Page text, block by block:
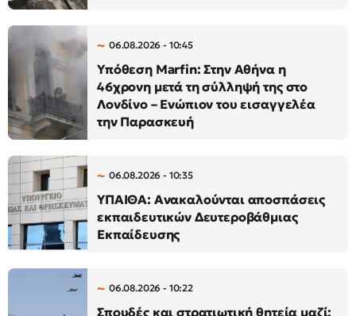
06.08.2026 - 10:45
Υπόθεση Marfin: Στην Αθήνα η
46χρονη μετά τη σύλληψή της στο
Λονδίνο – Ενώπιον του εισαγγελέα
την Παρασκευή
06.08.2026 - 10:35
ΥΠΑΙΘΑ: Ανακαλούνται αποσπάσεις
εκπαιδευτικών Δευτεροβάθμιας
Εκπαίδευσης
06.08.2026 - 10:22
Σπουδές και στρατιωτική θητεία μαζί: